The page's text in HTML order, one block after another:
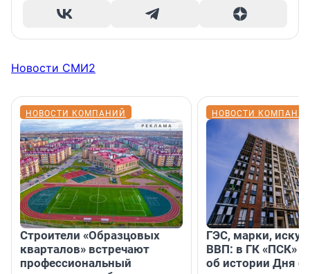
Новости СМИ2
НОВОСТИ КОМПАНИЙ
Строители «Образцовых
кварталов» встречают
профессиональный
НОВОСТИ
ГЭС, марки,
ВВП: в ГК «ПСК»
об истории Дня